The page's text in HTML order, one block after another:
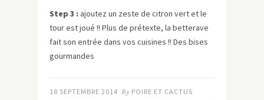
Step 3 : ajoutez un zeste de citron vert et le
tour est joué !! Plus de prétexte, la betterave
fait son entrée dans vos cuisines !! Des bises
gourmandes
18 SEPTEMBRE 2014 By POIRE ET CACTUS